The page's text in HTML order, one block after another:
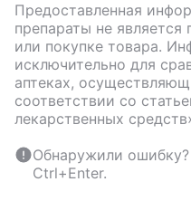
Предоставленная
препараты не
или покупке товара.
исключительно для
аптеках,
соответствии со
лекарственных
Обнаружили
Ctrl+Enter.